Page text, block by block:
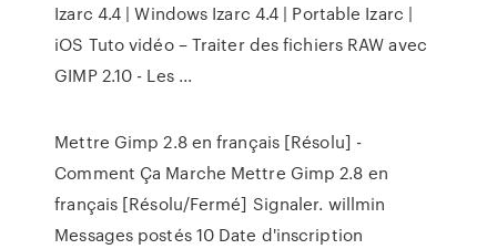
Izarc 4.4 | Windows Izarc 4.4 | Portable Izarc |
iOS Tuto vidéo – Traiter des fichiers RAW avec
GIMP 2.10 - Les ...
Mettre Gimp 2.8 en français [Résolu] -
Comment Ça Marche Mettre Gimp 2.8 en
français [Résolu/Fermé] Signaler. willmin
Messages postés 10 Date d'inscription